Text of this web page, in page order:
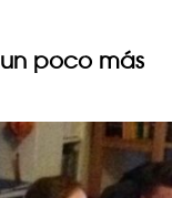
poco más